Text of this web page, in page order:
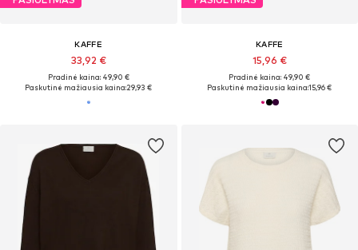
KAFFE
33,92 €
Pradinė kaina: 49,90 €
Paskutinė mažiausia kaina:29,93 €
KAFFE
15,96 €
Pradinė kaina: 49,90 €
Paskutinė mažiausia kaina:15,96 €